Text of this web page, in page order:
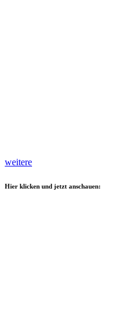
weitere
Hier klicken und jetzt anschauen: